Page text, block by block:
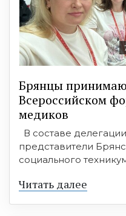
Брянцы
Всероссийском
медиков
В составе
представители
социального
Читать далее